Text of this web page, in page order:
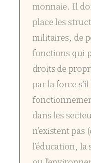
monnaie. Il
place les
militaires, de
fonctions qui
droits de
par la force
dans les
n’existent pas
l’éducation,